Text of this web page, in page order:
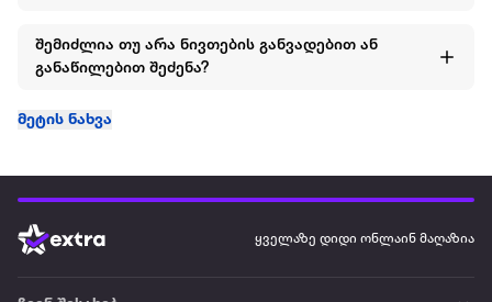
შემიძლია თუ არა ნივთების განვადებით ან
განაწილებით შეძენა?
მეტის ნახვა
ყველაზე დიდი ონლაინ მაღაზია